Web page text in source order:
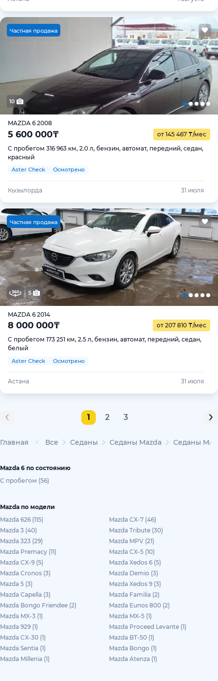
Частная продажа
10
MAZDA 6 2008
5 600 000₸ от 145 467 ₸/мес
С пробегом 316 963 км, 2.0 л, бензин, автомат, передний, седан,
красный
Aster Check Осмотрено
Кызылорда 31 июля
Частная продажа
5
MAZDA 6 2014
8 000 000₸ от 207 810 ₸/мес
С пробегом 173 251 км, 2.5 л, бензин, автомат, передний, седан,
белый
Aster Check Осмотрено
Астана 31 июля
1 2 3
Главная Все Седаны Седаны Mazda Седаны
Mazda 6 по состоянию
С пробегом (56)
Mazda по модели
Mazda 626 (115)
Mazda CX-7 (46)
Mazda 3 (40)
Mazda Tribute (30)
Mazda 323 (29)
Mazda MPV (21)
Mazda Premacy (11)
Mazda CX-5 (10)
Mazda CX-9 (5)
Mazda Xedos 6 (5)
Mazda Cronos (3)
Mazda Demio (3)
Mazda 5 (3)
Mazda Xedos 9 (3)
Mazda Capella (3)
Mazda Familia (2)
Mazda Bongo Friendee (2)
Mazda Eunos 800 (2)
Mazda MX-3 (1)
Mazda MX-5 (1)
Mazda 929 (1)
Mazda Proceed Levante (1)
Mazda CX-30 (1)
Mazda BT-50 (1)
Mazda Sentia (1)
Mazda Bongo (1)
Mazda Millenia (1)
Mazda Atenza (1)